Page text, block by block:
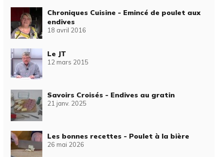
Chroniques Cuisine - Emincé de poulet aux
endives
18 avril 2016
Le JT
12 mars 2015
Savoirs Croisés - Endives au gratin
21 janv. 2025
Les bonnes recettes - Poulet à la bière
26 mai 2026